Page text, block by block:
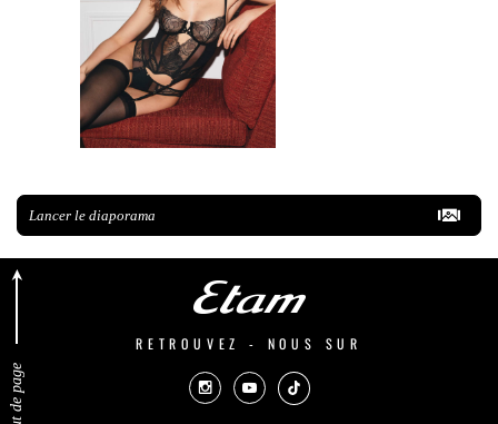
Lancer le diaporama
RETROUVEZ - NOUS SUR